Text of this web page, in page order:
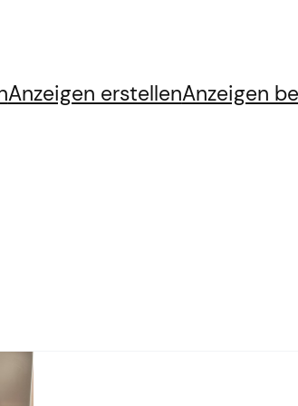
Anzeigen erstellenAnzeigen